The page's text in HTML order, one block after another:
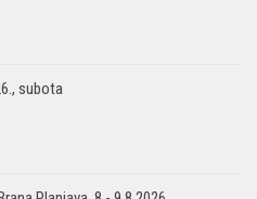
subota